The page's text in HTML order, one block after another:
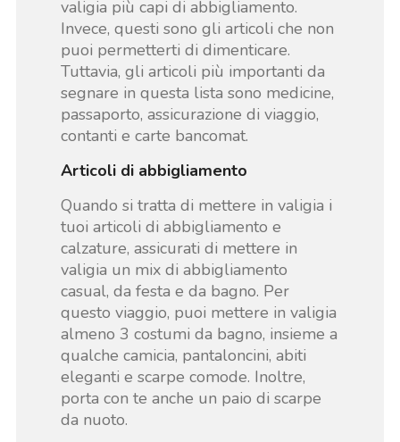
valigia più capi di abbigliamento.
Invece, questi sono gli articoli che non
puoi permetterti di dimenticare.
Tuttavia, gli articoli più importanti da
segnare in questa lista sono medicine,
passaporto, assicurazione di viaggio,
contanti e carte bancomat.
Articoli di abbigliamento
Quando si tratta di mettere in valigia i
tuoi articoli di abbigliamento e
calzature, assicurati di mettere in
valigia un mix di abbigliamento
casual, da festa e da bagno. Per
questo viaggio, puoi mettere in valigia
almeno 3 costumi da bagno, insieme a
qualche camicia, pantaloncini, abiti
eleganti e scarpe comode. Inoltre,
porta con te anche un paio di scarpe
da nuoto.